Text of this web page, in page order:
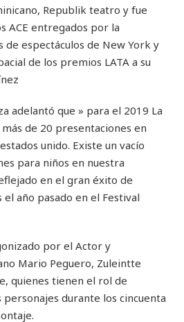
Republik teatro y fue
ACE entregados por la
de espectáculos de New York y
de los premios LATA a su
adelantó que » para el 2019 La
de 20 presentaciones en
unido. Existe un vacío
para niños en nuestra
en el gran éxito de
año pasado en el Festival
por el Actor y
Mario Peguero, Zuleintte
quienes tienen el rol de
durante los cincuenta